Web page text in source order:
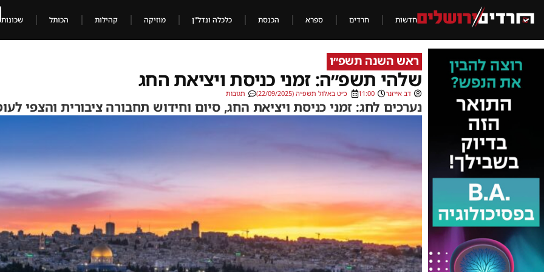
חדשות חרדים ספרא הכנסת כלכלה ונדל"ן מוזיקה קהילות הכותל שכונות
ראש השנה תשפ״ו
שלהי תשפ״ה: זמני כניסת ויציאת החג
דב אייזנר 11:00 כ״ט באלול תשפ״ה (22/09/2025) תגובות
נערכים לחג: זמני כניסת ויציאת החג, סיום וחידוש תחבורה ציבורית והצפי